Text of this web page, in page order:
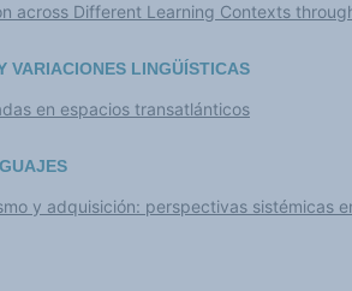
across Different Learning Contexts
VARIACIONES LINGÜÍSTICAS
en espacios transatlánticos
y adquisición: perspectivas sistémicas